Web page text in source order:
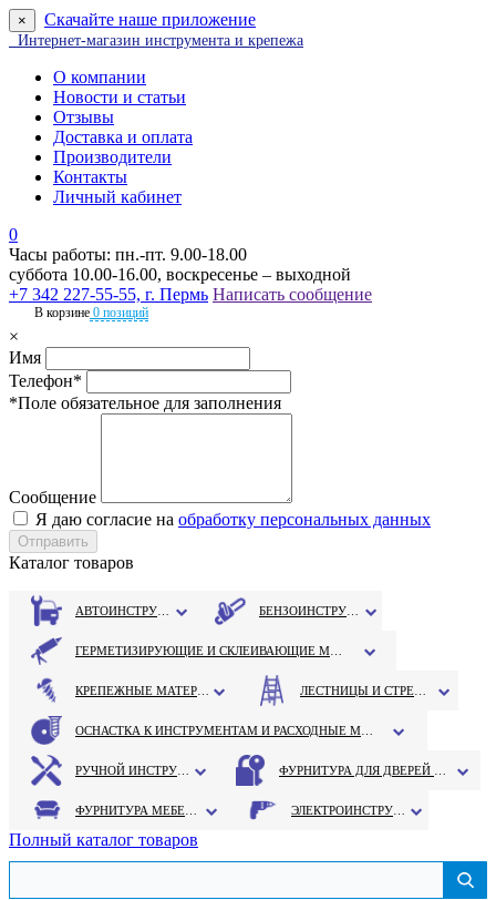
× Скачайте наше приложение
Интернет-магазин инструмента и крепежа
О компании
Новости и статьи
Отзывы
Доставка и оплата
Производители
Контакты
Личный кабинет
0
Часы работы: пн.-пт. 9.00-18.00
суббота 10.00-16.00, воскресенье – выходной
+7 342 227-55-55, г. Пермь Написать сообщение
В корзине 0 позиций
×
Имя
Телефон*
*Поле обязательное для заполнения
Сообщение
Я даю согласие на обработку персональных данных
Каталог товаров
Полный каталог товаров